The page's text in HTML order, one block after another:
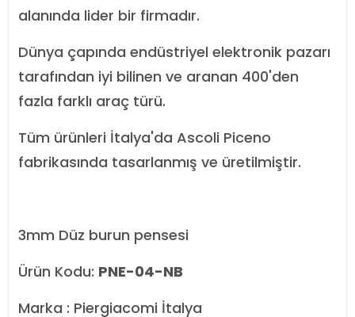
alanında lider bir firmadır.
Dünya çapında endüstriyel elektronik pazarı
tarafından iyi bilinen ve aranan 400'den
fazla farklı araç türü.
Tüm ürünleri İtalya'da Ascoli Piceno
fabrikasında tasarlanmış ve üretilmiştir.
3mm Düz ​​burun pensesi
Ürün Kodu: PNE-04-NB
Marka : Piergiacomi İtalya